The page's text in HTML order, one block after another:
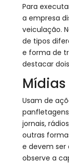
Para
a empresa
veiculação.
de tipos
e forma de
destacar
Usam de
jornais,
outras
e devem ser
observe a